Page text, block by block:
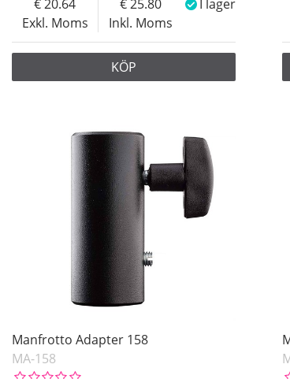
Exkl. Moms
20.64
Inkl. Moms
25.80 I lager
KÖP
Manfrotto Adapter 158
MA-158